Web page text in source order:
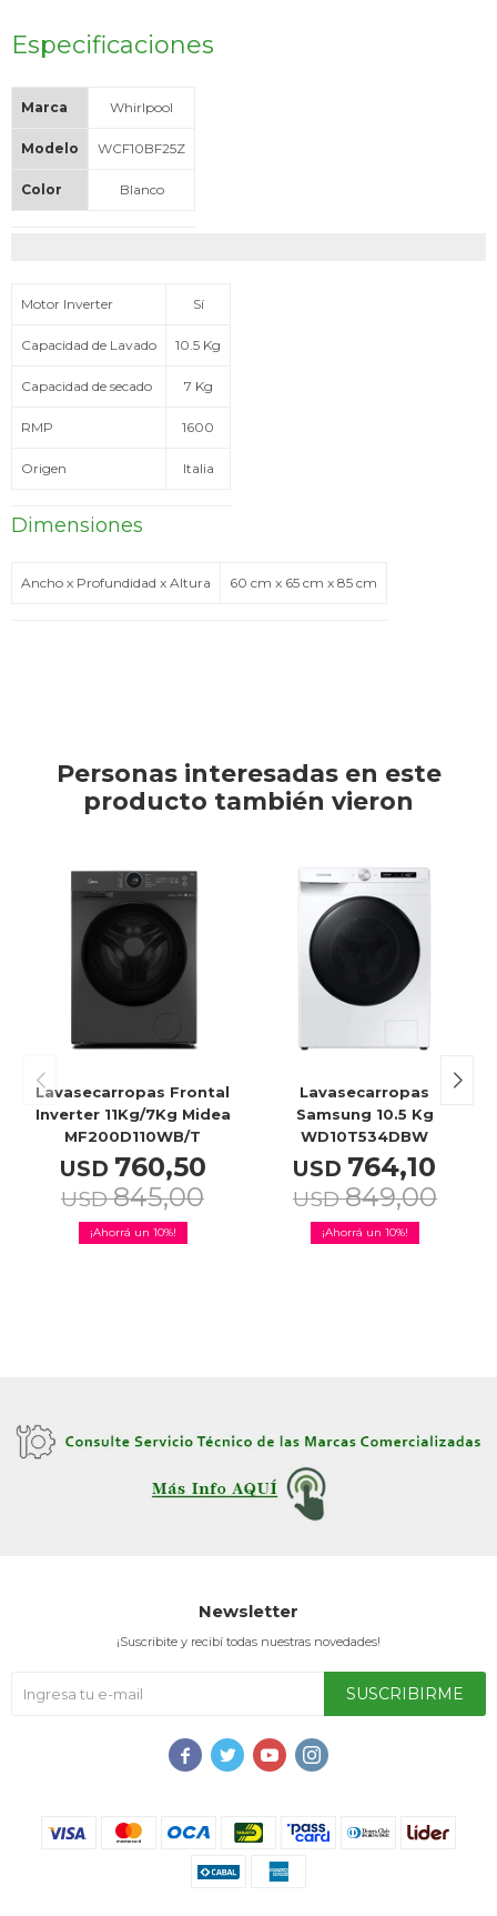
Especificaciones
Marca Whirlpool
Modelo WCF10BF25Z
Color Blanco
Motor Inverter Sí
Capacidad de Lavado 10.5 Kg
Capacidad de secado 7 Kg
RMP 1600
Origen Italia
Dimensiones
Ancho x Profundidad x Altura 60 cm x 65 cm x 85 cm
Personas interesadas en este
producto también vieron
Lavasecarropas Frontal
Inverter 11Kg/7Kg Midea
MF200D110WB/T
USD 760,50
USD 845,00
10
Lavasecarropas
Samsung 10.5 Kg
WD10T534DBW
USD 764,10
USD 849,00
10
Newsletter
¡Suscribite y recibí todas nuestras novedades!
SUSCRIBIRME
   